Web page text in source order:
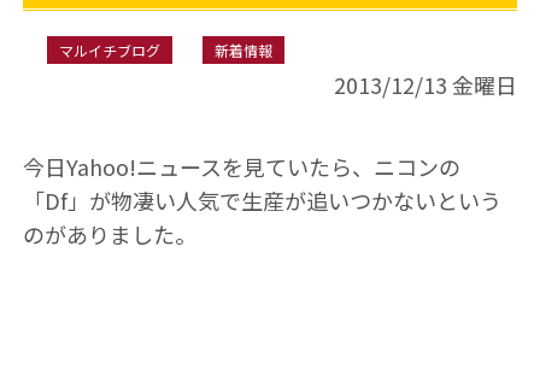
マルイチブログ 新着情報
2013/12/13 金曜日
今日Yahoo!ニュースを見ていたら、ニコンの
「Df」が物凄い人気で生産が追いつかないという
のがありました。